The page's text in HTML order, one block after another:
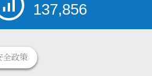
137,856
全政策